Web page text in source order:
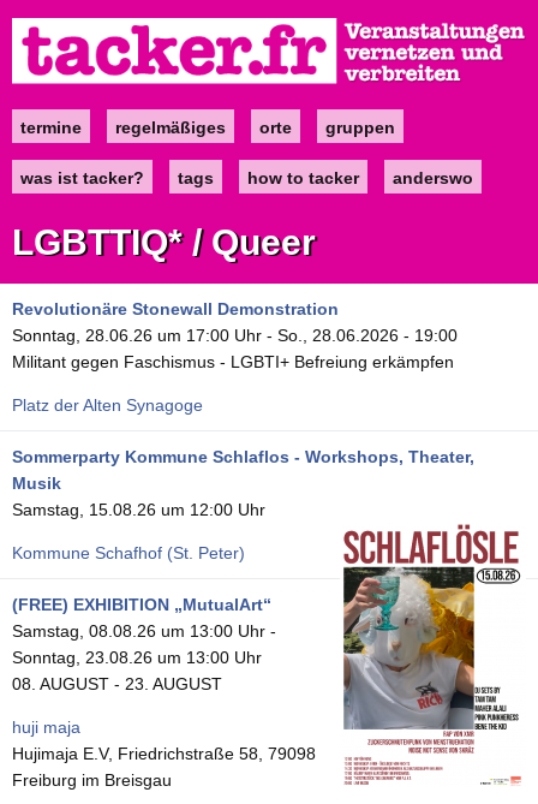
zum
Inhalt
Maintermine regelmäßiges orte gruppen
was ist tacker? tags how to tacker anderswo
LGBTTIQ* / Queer
Revolutionäre Stonewall Demonstration
Sonntag, 28.06.26 um 17:00 Uhr - So., 28.06.2026 - 19:00
Militant gegen Faschismus - LGBTI+ Befreiung erkämpfen
Platz der Alten Synagoge
Sommerparty Kommune Schlaflos - Workshops, Theater,
Musik
Samstag, 15.08.26 um 12:00 Uhr
Kommune Schafhof (St. Peter)
(FREE) EXHIBITION „MutualArt“
Samstag, 08.08.26 um 13:00 Uhr -
Sonntag, 23.08.26 um 13:00 Uhr
08. AUGUST - 23. AUGUST
huji maja
Hujimaja E.V, Friedrichstraße 58, 79098
Freiburg im Breisgau